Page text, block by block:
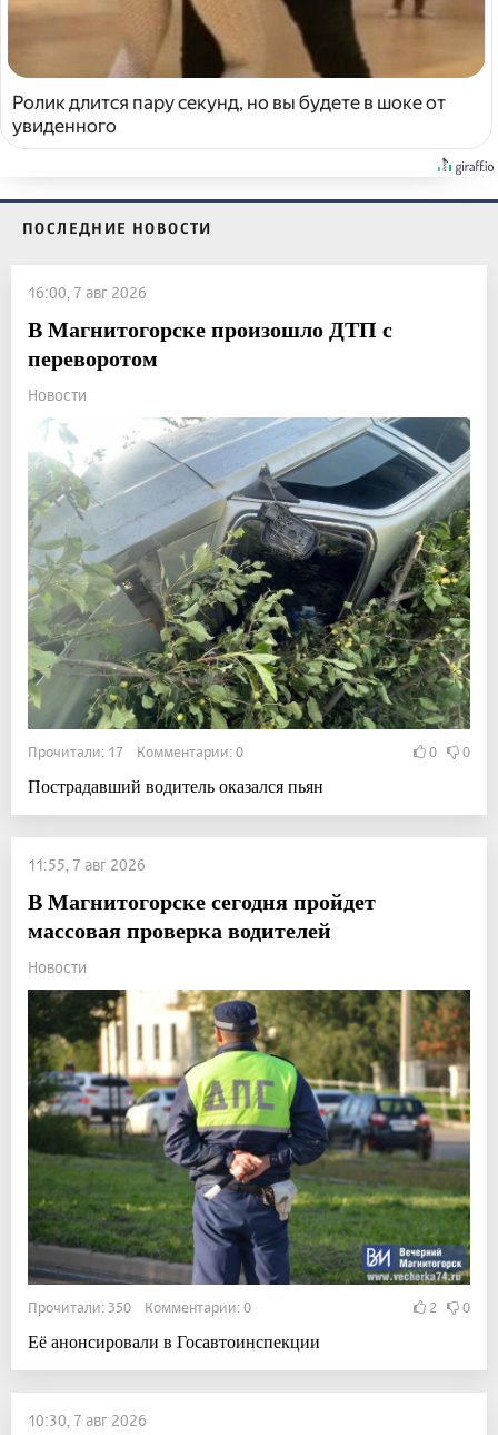
Ролик длится пару секунд, но вы будете в шоке от
увиденного
ПОСЛЕДНИЕ НОВОСТИ
16:00, 7 авг 2026
В Магнитогорске произошло ДТП с
переворотом
Новости
Прочитали: 17 Комментарии: 0 0 0
Пострадавший водитель оказался пьян
11:55, 7 авг 2026
В Магнитогорске сегодня пройдет
массовая проверка водителей
Новости
Прочитали: 350 Комментарии: 0 2 0
Её анонсировали в Госавтоинспекции
10:30, 7 авг 2026